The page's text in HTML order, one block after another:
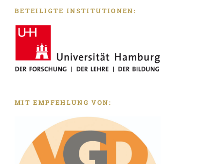
BETEILIGTE INSTITUTIONEN:
MIT EMPFEHLUNG VON: